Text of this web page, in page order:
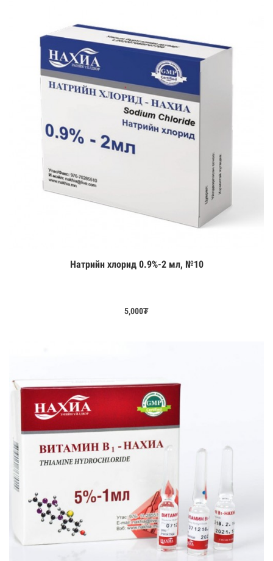
Цааш үзэх
Натрийн хлорид 0.9%-2 мл, №10
5,000₮